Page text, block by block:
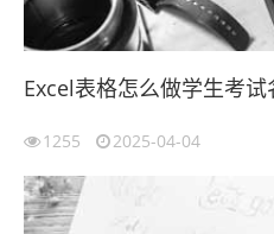
Excel表格怎么做学生考试
1255 2025-04-04